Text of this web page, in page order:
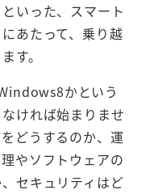
いった、スマート
あたって、乗り越
す。
かという
ければ始まりませ
どうするのか、運
やソフトウェアの
セキュリティはど